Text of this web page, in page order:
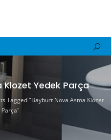
Yedek Parça
Tagged "Bayburt Nova Asma Klozet
Parça"